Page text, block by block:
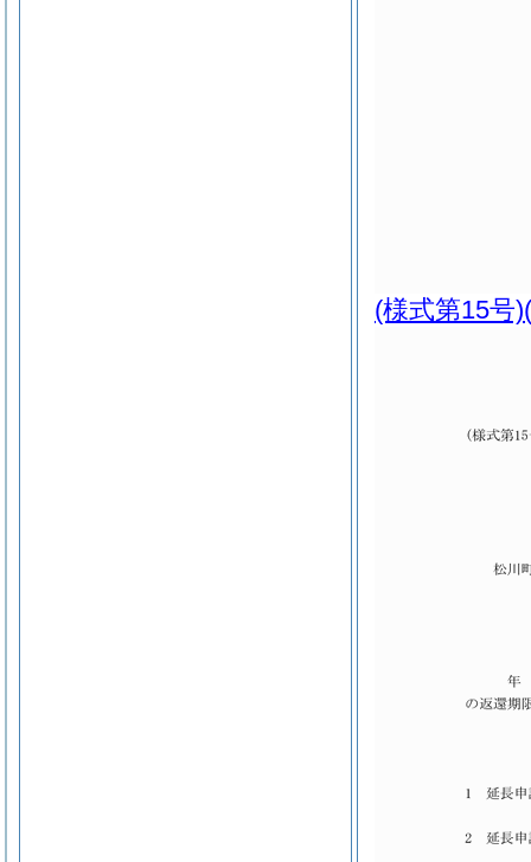
(様式第15号)